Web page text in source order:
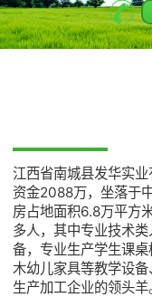
江西省南城县发华实
资金2088万，坐落于
房占地面积6.8万平方
多人，其中专业技术
备，专业生产学生课
木幼儿家具等教学设
生产加工企业的领头羊